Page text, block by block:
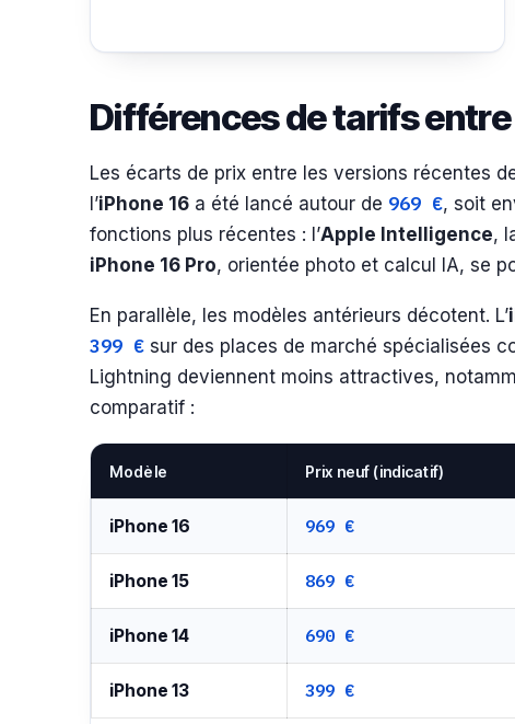
Différences de tarifs
Les écarts de prix entre les versions récentes
l’iPhone 16 a été lancé autour de 969 €, soit
fonctions plus récentes : l’Apple Intelligence,
iPhone 16 Pro, orientée photo et calcul IA, se
En parallèle, les modèles antérieurs décotent. L’
399 € sur des places de marché spécialisées
Lightning deviennent moins attractives,
comparatif :
Modèle Prix neuf (indicatif)
iPhone 16 969 €
iPhone 15 869 €
iPhone 14 690 €
iPhone 13 399 €